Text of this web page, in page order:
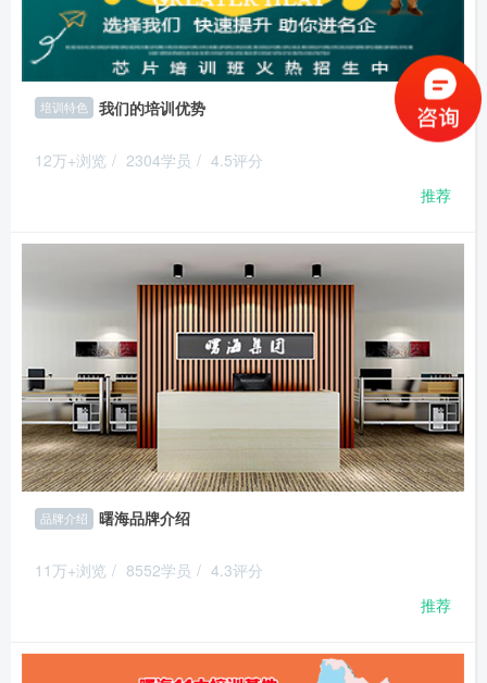
培训特色 我们的培训优势
12万+浏览 / 2304学员 / 4.5评分
推荐
品牌介绍 曙海品牌介绍
11万+浏览 / 8552学员 / 4.3评分
推荐